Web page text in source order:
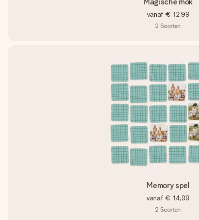
vanaf € 12,99
2 Soorten
Memory spel
vanaf € 14,99
2 Soorten